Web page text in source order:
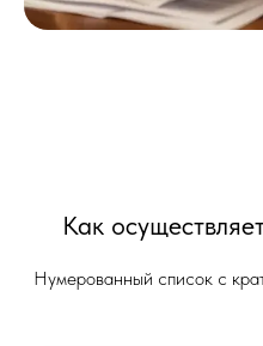
Как
Нумерованный список с